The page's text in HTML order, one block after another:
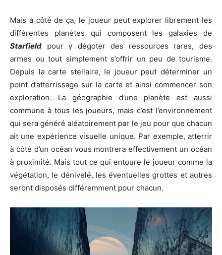
Mais à côté de ça, le joueur peut explorer librement les
différentes planètes qui composent les galaxies de
Starfield pour y dégoter des ressources rares, des
armes ou tout simplement s’offrir un peu de tourisme.
Depuis la carte stellaire, le joueur peut déterminer un
point d’atterrissage sur la carte et ainsi commencer son
exploration. La géographie d’une planète est aussi
commune à tous les joueurs, mais c’est l’environnement
qui sera généré aléatoirement par le jeu pour que chacun
ait une expérience visuelle unique. Par exemple, atterrir
à côté d’un océan vous montrera effectivement un océan
à proximité. Mais tout ce qui entoure le joueur comme la
végétation, le dénivelé, les éventuelles grottes et autres
seront disposés différemment pour chacun.